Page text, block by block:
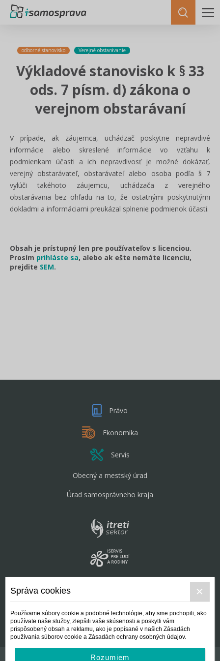
odborné stanovisko Verejné obstarávanie
Výkladové stanovisko k § 33
ods. 7 písm. d) zákona o
verejnom obstarávaní
V prípade, ak záujemca, uchádzač poskytne nepravdivé
informácie alebo skreslené informácie vo vzťahu k
podmienkam účasti a ich nepravdivosť je možné dokázať,
verejný obstarávateľ, obstarávateľ alebo osoba podľa § 7
vylúči takéhoto záujemcu, uchádzača z verejného
obstarávania bez ohľadu na to, že ostatnými poskytnutými
dokladmi a informáciami preukázal splnenie podmienok účasti.
Obsah je prístupný len pre používateľov s licenciou.
Prosím prihláste sa, alebo ak ešte nemáte licenciu,
prejdite SEM.
Právo
Ekonomika
Servis
Obecný a mestský úrad
Úrad samosprávneho kraja
Správa cookies
Používame súbory cookie a podobné technológie, aby sme pochopili, ako
používate naše služby, zlepšili vaše skúsenosti a poskytli vám
prispôsobený obsah a reklamu, ako je popísané v našich Zásadách
používania súborov cookie a Zásadách ochrany osobných údajov.
Rozumiem